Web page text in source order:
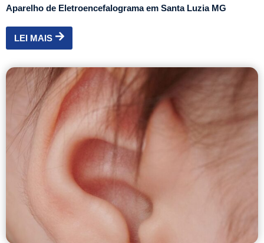
Aparelho de Eletroencefalograma em Santa Luzia MG
LEI MAIS